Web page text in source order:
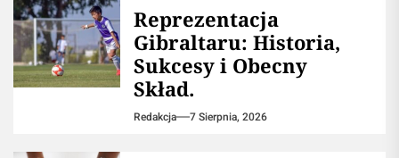
Reprezentacja
Gibraltaru: Historia,
Sukcesy i Obecny
Skład.
Redakcja 7 Sierpnia, 2026